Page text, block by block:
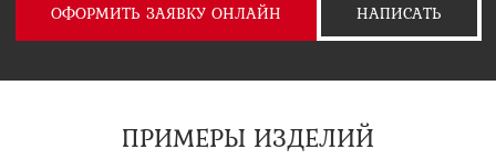
ОФОРМИТЬ ЗАЯВКУ ОНЛАЙН НАПИСАТЬ
ПРИМЕРЫ ИЗДЕЛИЙ